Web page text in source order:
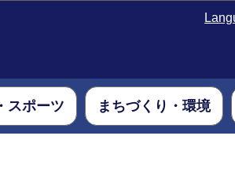
スポーツ まちづくり・環境